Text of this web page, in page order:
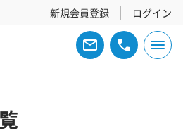
新規会員登録 ログイン